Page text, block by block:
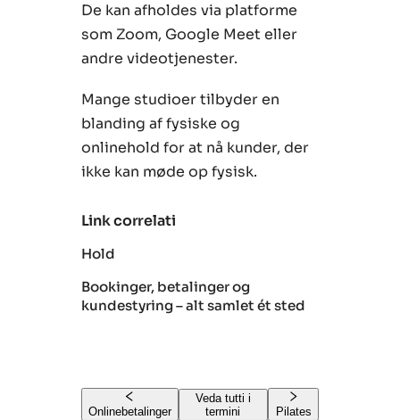
De kan afholdes via platforme
som Zoom, Google Meet eller
andre videotjenester.
Mange studioer tilbyder en
blanding af fysiske og
onlinehold for at nå kunder, der
ikke kan møde op fysisk.
Link correlati
Hold
Bookinger, betalinger og
kundestyring – alt samlet ét sted
Onlinebetalinger
Veda tutti i
termini
Pilates